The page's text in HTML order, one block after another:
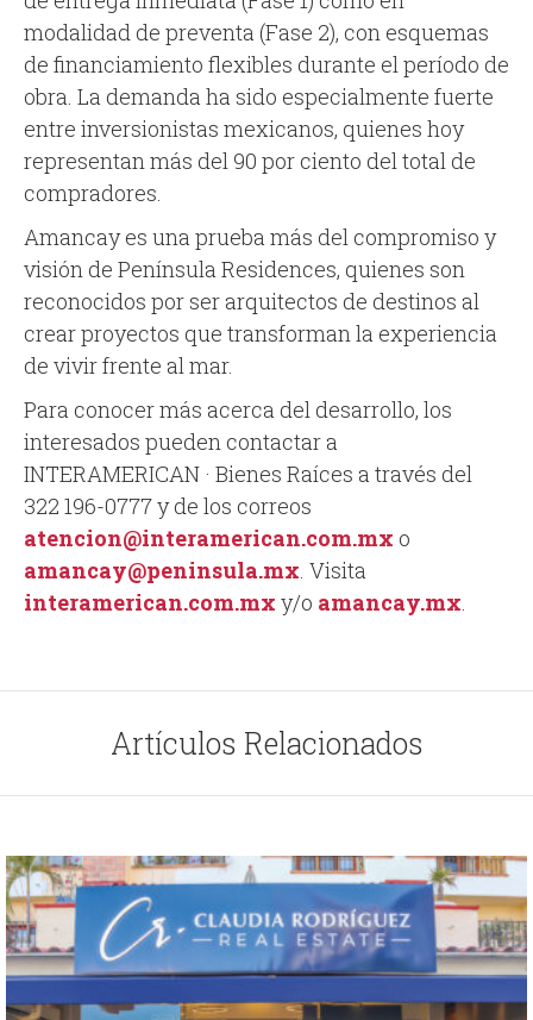
modalidad de preventa (Fase 2), con esquemas
de financiamiento flexibles durante el período de
obra. La demanda ha sido especialmente fuerte
entre inversionistas mexicanos, quienes hoy
representan más del 90 por ciento del total de
compradores.
Amancay es una prueba más del compromiso y
visión de Península Residences, quienes son
reconocidos por ser arquitectos de destinos al
crear proyectos que transforman la experiencia
de vivir frente al mar.
Para conocer más acerca del desarrollo, los
interesados pueden contactar a
INTERAMERICAN · Bienes Raíces a través del
322 196-0777 y de los correos
atencion@interamerican.com.mx o
amancay@peninsula.mx. Visita
interamerican.com.mx y/o amancay.mx.
Artículos Relacionados